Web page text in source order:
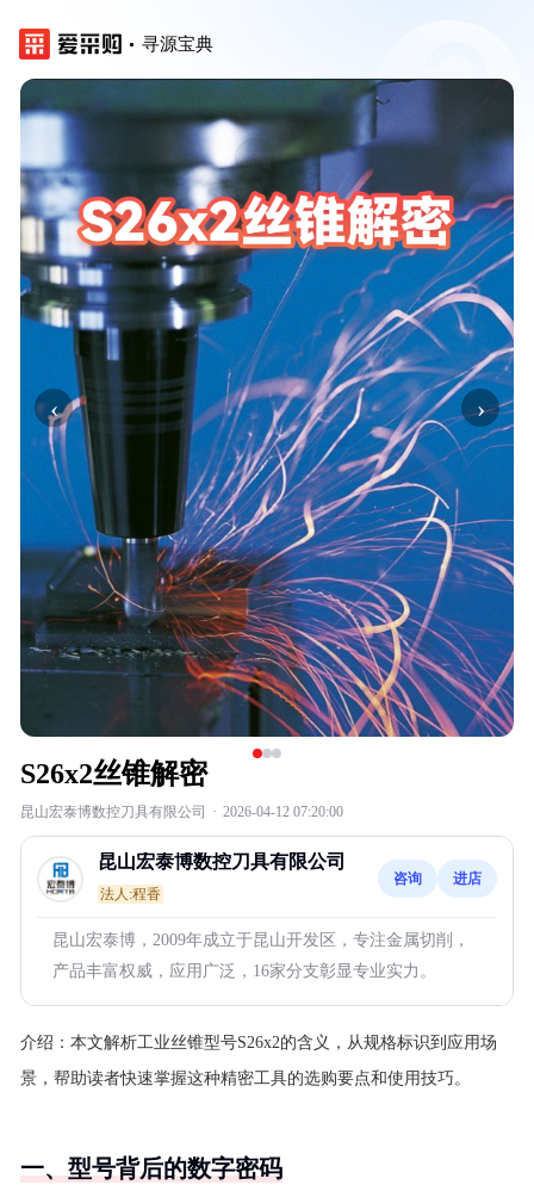
寻源宝典
‹ ›
S26x2丝锥解密
昆山宏泰博数控刀具有限公司 · 2026-04-12 07:20:00
昆山宏泰博数控刀具有限公司
法人:程香
咨询 进店
昆山宏泰博，2009年成立于昆山开发区，专注金属切削，
产品丰富权威，应用广泛，16家分支彰显专业实力。
介绍： 本文解析工业丝锥型号S26x2的含义，从规格标识到应用场
景，帮助读者快速掌握这种精密工具的选购要点和使用技巧。
一、型号背后的数字密码